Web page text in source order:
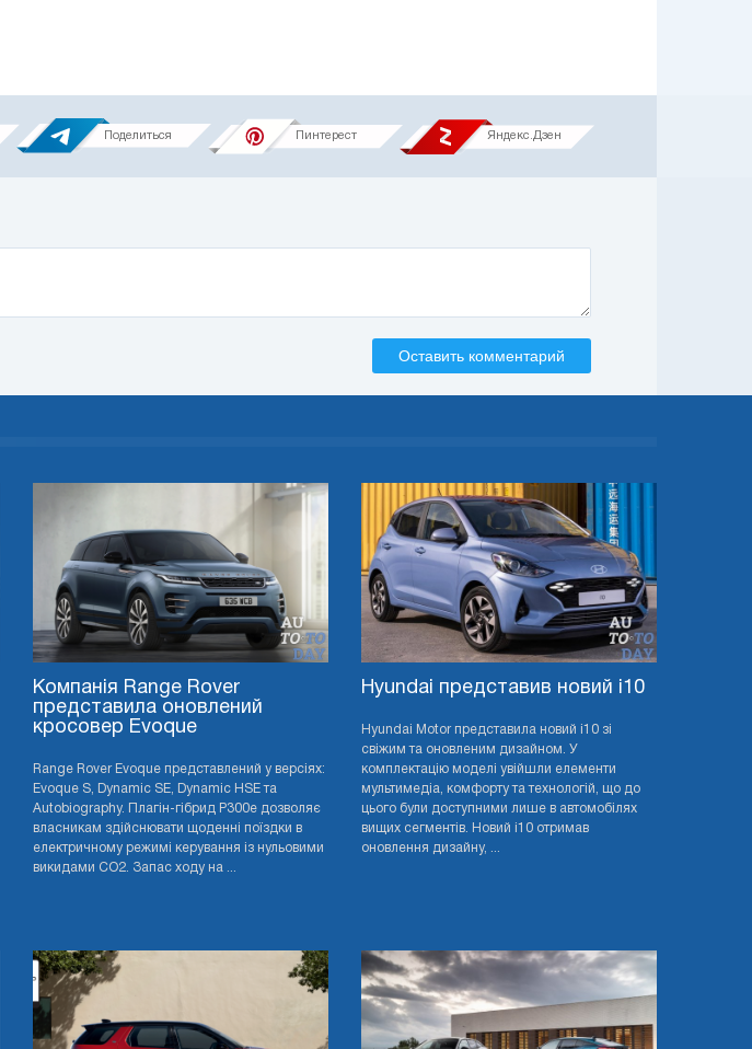
Поделиться Пинтерест Яндекс.Дзен
Оставить комментарий
Компанія Range Rover
представила оновлений
кросовер Evoque
Range Rover Evoque представлений у версіях:
Evoque S, Dynamic SE, Dynamic HSE та
Autobiography. Плагін-гібрид P300e дозволяє
власникам здійснювати щоденні поїздки в
електричному режимі керування із нульовими
викидами CO2. Запас ходу на ...
Hyundai представив новий i10
Hyundai Motor представила новий i10 зі
свіжим та оновленим дизайном. У
комплектацію моделі увійшли елементи
мультимедіа, комфорту та технологій, що до
цього були доступними лише в автомобілях
вищих сегментів. Новий i10 отримав
оновлення дизайну, ...